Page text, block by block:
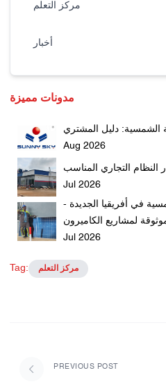
مركز التعلم
أخبار
مدونات مميزة
الشمسية: دليل المشتري
Aug 2026
النظام التجاري المناسب
Jul 2026
في أفريقيا الجديدة -
لمشاريع الكاميرون
Jul 2026
Tag: مركز التعلم
PREVIOUS POST